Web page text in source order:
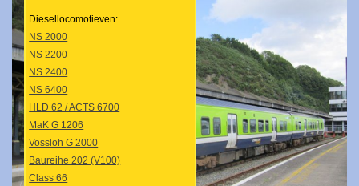
Diesellocomotieven:
NS 2000
NS 2200
NS 2400
NS 6400
HLD 62 / ACTS 6700
MaK G 1206
Vossloh G 2000
Baureihe 202 (V100)
Class 66